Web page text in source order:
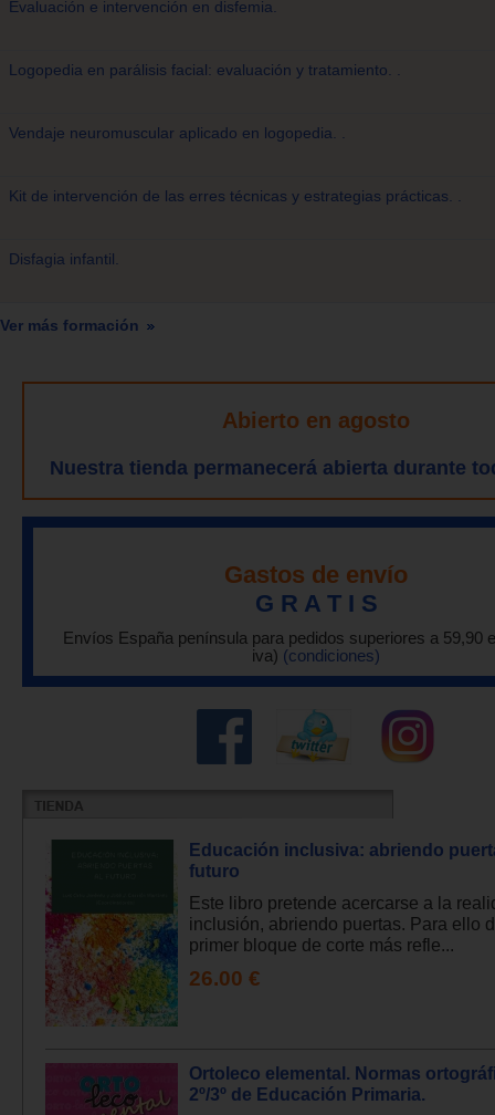
Evaluación e intervención en disfemia.
Logopedia en parálisis facial: evaluación y tratamiento. .
Vendaje neuromuscular aplicado en logopedia. .
Kit de intervención de las erres técnicas y estrategias prácticas. .
Disfagia infantil.
Ver más formación
Abierto en agosto
Nuestra tienda permanecerá abierta durante
Gastos de envío
G R A T I S
Envíos España península para pedidos superiores a 59,90
iva) (condiciones)
Educación inclusiva: abriendo
futuro
Este libro pretende acercarse a la
inclusión, abriendo puertas. Para ello
primer bloque de corte más refle...
26.00 €
Ortoleco elemental. Normas
2º/3º de Educación Primaria.